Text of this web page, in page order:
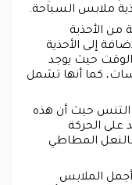
ملابس السباحة.
من الأحذية
إلى الأحذية
الوقت حيث يوجد
كما أنها تشمل
التنس حيث أن هذه
على الحركة
بالنعل المطاطي
الملابس